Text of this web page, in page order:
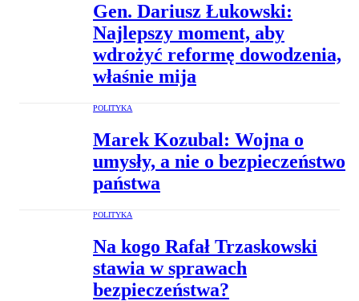
Gen. Dariusz Łukowski:
Najlepszy moment, aby
wdrożyć reformę dowodzenia,
właśnie mija
POLITYKA
Marek Kozubal: Wojna o
umysły, a nie o bezpieczeństwo
państwa
POLITYKA
Na kogo Rafał Trzaskowski
stawia w sprawach
bezpieczeństwa?